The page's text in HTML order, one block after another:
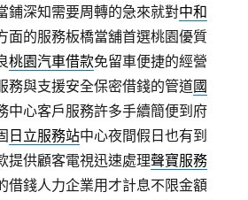
鋪深知需要周轉的急來就對中和
面的服務板橋當舖首選桃園優質
桃園汽車借款免留車便捷的經營
務與支援安全保密借錢的管道國
中心客戶服務許多手續簡便到府
日立服務站中心夜間假日也有到
提供顧客電視迅速處理聲寶服務
借錢人力企業用才計息不限金額